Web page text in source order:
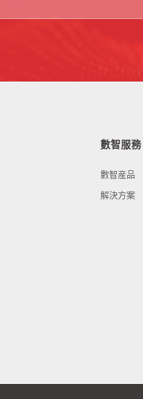
數智服務
數智産品
解決方案